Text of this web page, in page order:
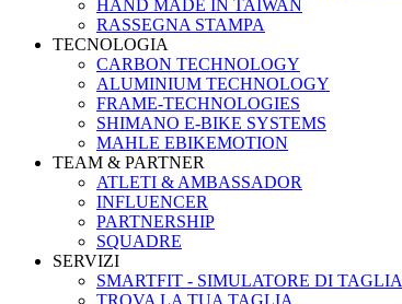
HAND MADE IN TAIWAN
RASSEGNA STAMPA
TECNOLOGIA
CARBON TECHNOLOGY
ALUMINIUM TECHNOLOGY
FRAME-TECHNOLOGIES
SHIMANO E-BIKE SYSTEMS
MAHLE EBIKEMOTION
TEAM & PARTNER
ATLETI & AMBASSADOR
INFLUENCER
PARTNERSHIP
SQUADRE
SERVIZI
SMARTFIT - SIMULATORE DI TAGLIA
TROVA LA TUA TAGLIA